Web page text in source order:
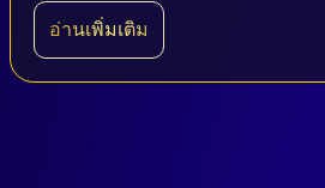
อ่านเพิ่มเติม